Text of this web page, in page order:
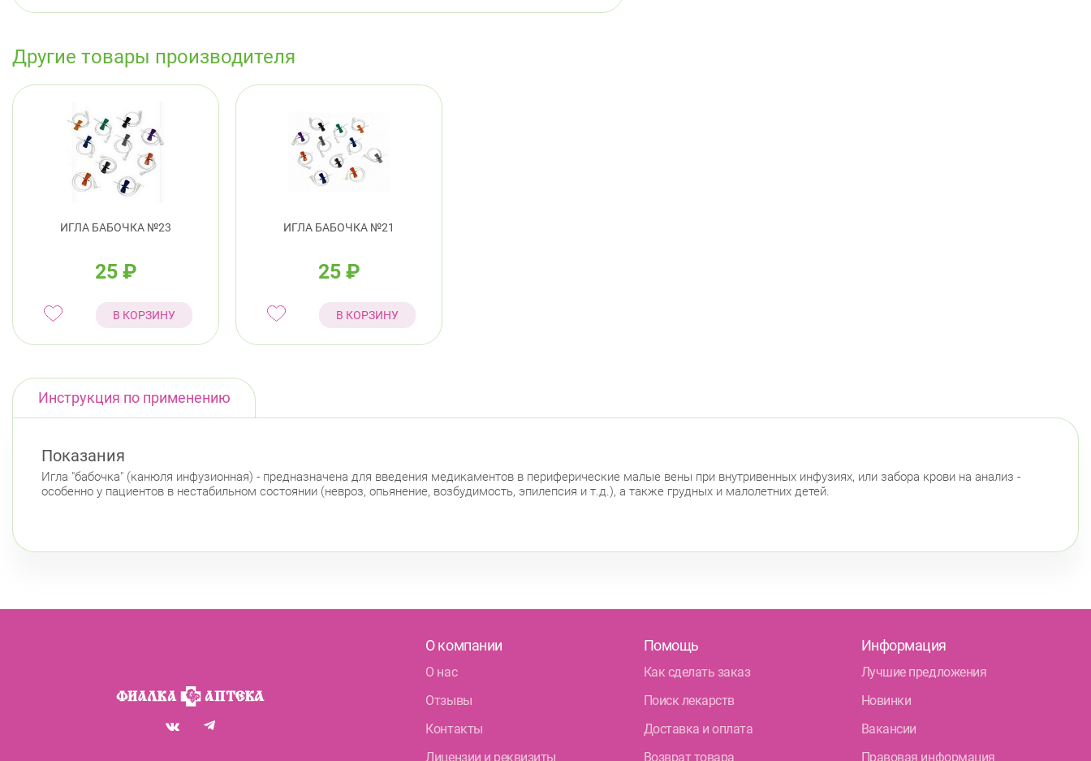
Другие товары производителя
ИГЛА БАБОЧКА №23
25 ₽
В КОРЗИНУ
ИГЛА БАБОЧКА №21
25 ₽
В КОРЗИНУ
Инструкция по применению
Показания
Игла "бабочка" (канюля инфузионная) - предназначена для введения медикаментов в периферические малые вены при внутривенных инфузиях, или забора крови на анализ -
особенно у пациентов в нестабильном состоянии (невроз, опьянение, возбудимость, эпилепсия и т.д.), а также грудных и малолетних детей.
О компании
О нас
Отзывы
Контакты
Лицензии и реквизиты
Помощь
Как сделать заказ
Поиск лекарств
Доставка и оплата
Возврат товара
Информация
Лучшие предложения
Новинки
Вакансии
Правовая информация